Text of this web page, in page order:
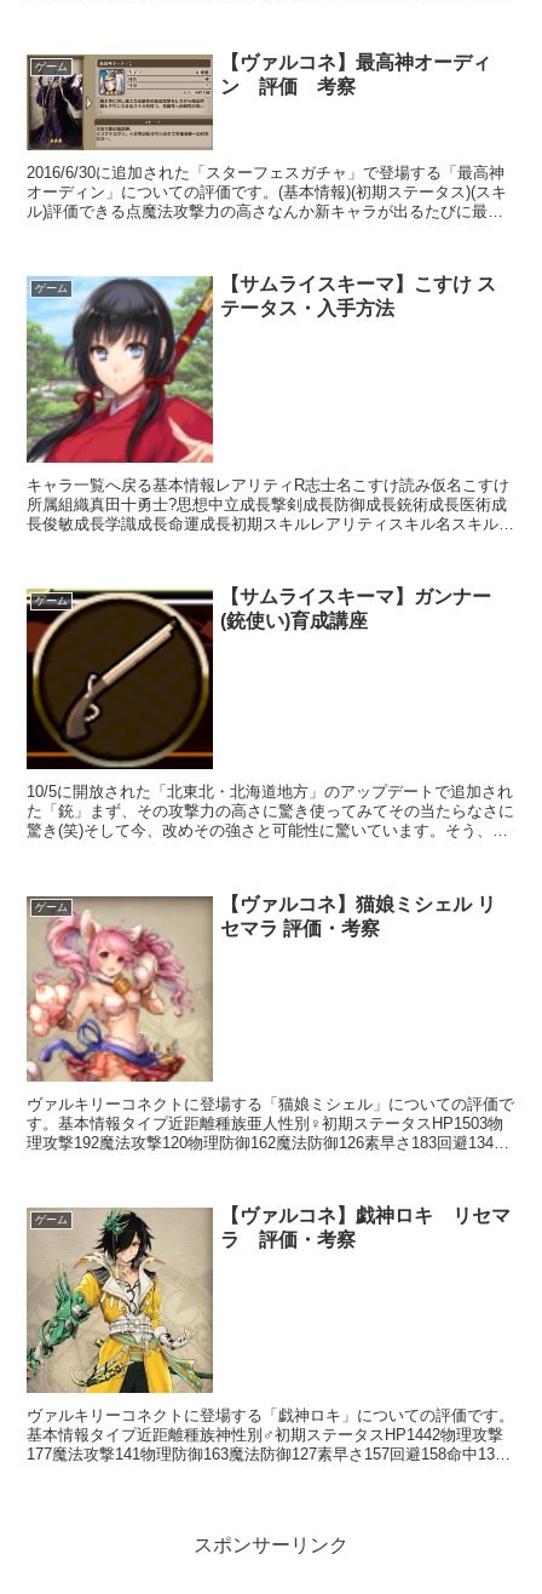
ゲーム
【ヴァルコネ】最高神オーディ
ン 評価 考察
2016/6/30に追加された「スターフェスガチャ」で登場する「最高神
オーディン」についての評価です。(基本情報)(初期ステータス)(スキ
ル)評価できる点魔法攻撃力の高さなんか新キャラが出るたびに最高
ゲーム
【サムライスキーマ】こすけ ス
テータス・入手方法
キャラ一覧へ戻る基本情報レアリティR志士名こすけ読み仮名こすけ
所属組織真田十勇士?思想中立成長撃剣成長防御成長銃術成長医術成
長俊敏成長学識成長命運成長初期スキルレアリティスキル名スキル効
ゲーム
【サムライスキーマ】ガンナー
(銃使い)育成講座
10/5に開放された「北東北・北海道地方」のアップデートで追加され
た「銃」まず、その攻撃力の高さに驚き使ってみてその当たらなさに
驚き(笑)そして今、改めその強さと可能性に驚いています。そう、銃
ゲーム
【ヴァルコネ】猫娘ミシェル リ
セマラ 評価・考察
ヴァルキリーコネクトに登場する「猫娘ミシェル」についての評価で
す。基本情報タイプ近距離種族亜人性別♀初期ステータスHP1503物
理攻撃192魔法攻撃120物理防御162魔法防御126素早さ183回避134命
ゲーム
【ヴァルコネ】戯神ロキ リセマ
ラ 評価・考察
ヴァルキリーコネクトに登場する「戯神ロキ」についての評価です。
基本情報タイプ近距離種族神性別♂初期ステータスHP1442物理攻撃
177魔法攻撃141物理防御163魔法防御127素早さ157回避158命中139
スポンサーリンク